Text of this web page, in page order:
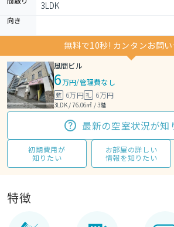
3LDK
向き
無料で10秒! カンタンお問
風間ビル
6万円/管理費なし
敷 6万円礼 6万円
3LDK / 76.06㎡ / 3階
最新の空室状況が知
初期費用が
知りたい
お部屋の詳しい
情報を知りたい
特徴